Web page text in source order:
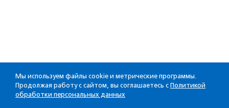
Мы используем файлы cookie и метрические программы.
Продолжая работу с сайтом, вы соглашаетесь с Политикой
обработки персональных данных